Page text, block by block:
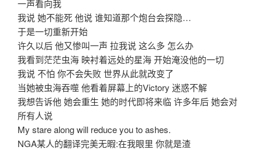
一声看向我
我说 她不能死 他说 谁知道那个炮台会探隐…
于是一切重新开始
许久以后 他又惨叫一声 拉我说 这么多 怎么办
我看到茫茫虫海 映衬着远处的星海 开始淹没他的一切
我说 不怕 你不会失败 世界从此就改变了
当她被虫海吞噬 他看着屏幕上的Victory 迷惑不解
我想告诉他 她会重生 她的时代即将来临 许多年后 她会对
所有人说
My stare along will reduce you to ashes.
NGA某人的翻译完美无暇:在我眼里 你就是渣